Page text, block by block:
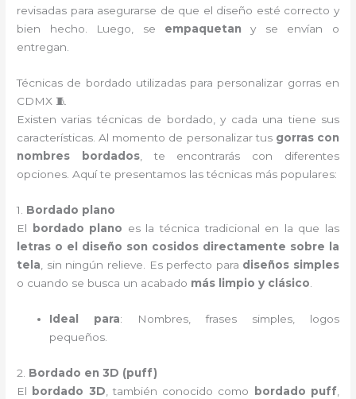
revisadas para asegurarse de que el diseño esté correcto y
bien hecho. Luego, se empaquetan y se envían o
entregan.
Técnicas de bordado utilizadas para personalizar gorras en
CDMX 🧵
Existen varias técnicas de bordado, y cada una tiene sus
características. Al momento de personalizar tus gorras con
nombres bordados, te encontrarás con diferentes
opciones. Aquí te presentamos las técnicas más populares:
1. Bordado plano
El
bordado plano es la técnica tradicional en la que las
letras o el diseño son cosidos directamente sobre la
tela , sin ningún relieve. Es perfecto para diseños simples
o cuando se busca un acabado más limpio y clásico
Ideal para: Nombres, frases simples, logos
pequeños.
2. Bordado en 3D (puff)
El
bordado 3D , también conocido como bordado puff,